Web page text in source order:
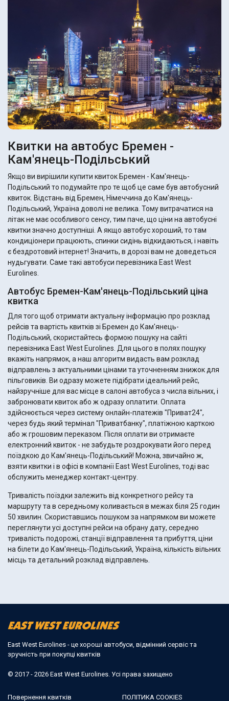
Квитки на автобус Бремен -
Кам'янець-Подільський
Якщо ви вирішили купити квиток Бремен - Кам'янець-
Подільський то подумайте про те щоб це саме був автобусний
квиток. Відстань від Бремен, Німеччина до Кам'янець-
Подільський, Україна доволі не велика. Тому витрачатися на
літак не має особливого сенсу, тим паче, що ціни на автобусні
квитки значно доступніші. А якщо автобус хороший, то там
кондиціонери працюють, спинки сидінь відкидаються, і навіть
є бездротовий інтернет! Значить, в дорозі вам не доведеться
нудьгувати. Саме такі автобуси перевізника East West
Eurolines.
Автобус Бремен-Кам'янець-Подільський ціна
квитка
Для того щоб отримати актуальну інформацію про розклад
рейсів та вартість квитків зі Бремен до Кам'янець-
Подільський, скористайтесь формою пошуку на сайті
перевізника East West Eurolines. Для цього в полях пошуку
вкажіть напрямок, а наш алгоритм видасть вам розклад
відправлень з актуальними цінами та уточненням знижок для
пільговиків. Ви одразу можете підібрати ідеальний рейс,
найзручніше для вас місце в салоні автобуса з числа вільних, і
забронювати квиток або ж одразу оплатити. Оплата
здійснюється через систему онлайн-платежів "Приват24",
через будь який термінал "Приватбанку", платіжною карткою
або ж грошовим переказом. Після оплати ви отримаєте
електронний квиток - не забудьте роздрокувати його перед
поїздкою до Кам'янець-Подільський! Можна, звичайно ж,
взяти квитки і в офісі в компанії East West Eurolines, тоді вас
обслужить менеджер контакт-центру.
Тривалість поїздки залежить від конкретного рейсу та
маршруту та в середньому коливається в межах біля 25 годин
50 хвилин. Скориставшись пошуком за напрямком ви можете
переглянути усі доступні рейси на обрану дату, середню
тривалість подорожі, станції відправлення та прибуття, ціни
на білети до Кам'янець-Подільський, Україна, кількість вільних
місць та детальний розклад відправлень.
East West Eurolines - це хороші автобуси, відмінний сервіс та
зручність при покупці квитків
© 2017 - 2026 East West Eurolines. Усі права захищено
Повернення квитків ПОЛІТИКА COOKIES